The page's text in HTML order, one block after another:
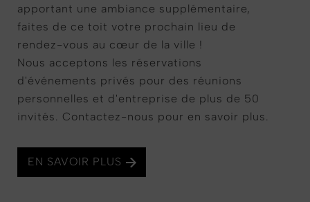
apportant une ambiance supplémentaire,
faites de ce toit votre prochain lieu de
rendez-vous au cœur de la ville !
Nous acceptons les réservations
d'événements privés pour des réunions
personnelles et d'entreprise de plus de 50
invités. Contactez-nous pour en savoir plus.
EN SAVOIR PLUS